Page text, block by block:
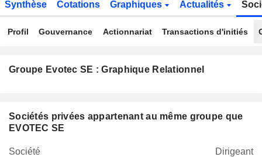
Synthèse Cotations Graphiques Actualités
Profil Gouvernance Actionnariat Transactions d'initiés
Groupe Evotec SE : Graphique Relationnel
Sociétés privées appartenant au même groupe que
EVOTEC SE
Société
Dirigeant